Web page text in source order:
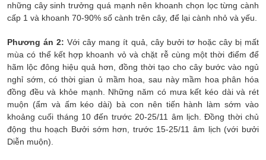
những cây sinh trưởng quá mạnh nên khoanh chọn lọc từng cành
cấp 1 và khoanh 70-90% số cành trên cây, để lại cành nhỏ và yếu.
Phương án 2: Với cây mang ít quả, cây bưởi tơ hoặc cây bị mất
mùa có thể kết hợp khoanh vỏ và chặt rễ cùng một thời điểm để
hãm lộc đông hiệu quả hơn, đồng thời tạo cho cây bước vào ngủ
nghỉ sớm, có thời gian ủ mầm hoa, sau này mầm hoa phân hóa
đồng đều và khỏe mạnh. Những năm có mưa kết kéo dài và rét
muộn (ẩm và ấm kéo dài) bà con nên tiến hành làm sớm vào
khoảng cuối tháng 10 đến trước 20-25/11 âm lịch. Đồng thời chủ
động thu hoạch Bưởi sớm hơn, trước 15-25/11 âm lịch (với bưởi
Diễn muộn).